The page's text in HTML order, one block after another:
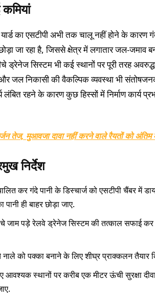
यार्ड का एसटीपी अभी तक चालू नहीं होने के कारण
जा रहा है, जिससे क्षेत्र में लगातार जल-जमाव
ड्रेनेज सिस्टम भी कई स्थानों पर पूरी तरह
और जल निकासी की वैकल्पिक व्यवस्था भी
लंबित रहने के कारण कुछ हिस्सों में निर्माण कार्य
तेज, मुआवजा दावा नहीं करने वाले रैयतों को अंतिम
निर्देश
कर गंदे पानी के डिस्चार्ज को एसटीपी चैंबर में
ही बाहर छोड़ा जाए.
जाम पड़े रेलवे ड्रेनेज सिस्टम की तत्काल सफाई
को पक्का बनाने के लिए शीघ्र प्राक्कलन तैयार
स्थानों पर करीब एक मीटर ऊंची सुरक्षा